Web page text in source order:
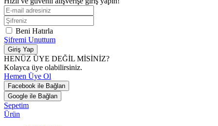
Beni Hatırla
Şifremi Unuttum
Giriş Yap
HENÜZ ÜYE DEĞİL MİSİNİZ?
Kolayca üye olabilirsiniz.
Hemen Üye Ol
Facebook ile Bağlan
Google ile Bağlan
Sepetim
Ürün